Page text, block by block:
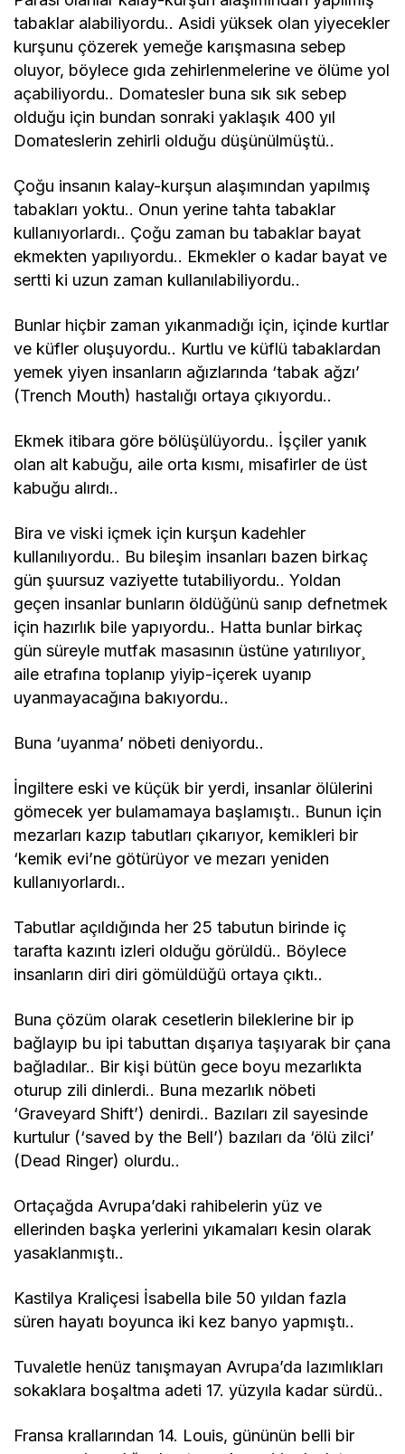
tabaklar alabiliyordu.. Asidi yüksek olan yiyecekler
kurşunu çözerek yemeğe karışmasına sebep
oluyor, böylece gıda zehirlenmelerine ve ölüme yol
açabiliyordu.. Domatesler buna sık sık sebep
olduğu için bundan sonraki yaklaşık 400 yıl
Domateslerin zehirli olduğu düşünülmüştü..
Çoğu insanın kalay-kurşun alaşımından yapılmış
tabakları yoktu.. Onun yerine tahta tabaklar
kullanıyorlardı.. Çoğu zaman bu tabaklar bayat
ekmekten yapılıyordu.. Ekmekler o kadar bayat ve
sertti ki uzun zaman kullanılabiliyordu..
Bunlar hiçbir zaman yıkanmadığı için, içinde kurtlar
ve küfler oluşuyordu.. Kurtlu ve küflü tabaklardan
yemek yiyen insanların ağızlarında ‘tabak ağzı’
(Trench Mouth) hastalığı ortaya çıkıyordu..
Ekmek itibara göre bölüşülüyordu.. İşçiler yanık
olan alt kabuğu, aile orta kısmı, misafirler de üst
kabuğu alırdı..
Bira ve viski içmek için kurşun kadehler
kullanılıyordu.. Bu bileşim insanları bazen birkaç
gün şuursuz vaziyette tutabiliyordu.. Yoldan
geçen insanlar bunların öldüğünü sanıp defnetmek
için hazırlık bile yapıyordu.. Hatta bunlar birkaç
gün süreyle mutfak masasının üstüne yatırılıyor¸
aile etrafına toplanıp yiyip-içerek uyanıp
uyanmayacağına bakıyordu..
Buna ‘uyanma’ nöbeti deniyordu..
İngiltere eski ve küçük bir yerdi, insanlar ölülerini
gömecek yer bulamamaya başlamıştı.. Bunun için
mezarları kazıp tabutları çıkarıyor, kemikleri bir
‘kemik evi’ne götürüyor ve mezarı yeniden
kullanıyorlardı..
Tabutlar açıldığında her 25 tabutun birinde iç
tarafta kazıntı izleri olduğu görüldü.. Böylece
insanların diri diri gömüldüğü ortaya çıktı..
Buna çözüm olarak cesetlerin bileklerine bir ip
bağlayıp bu ipi tabuttan dışarıya taşıyarak bir çana
bağladılar.. Bir kişi bütün gece boyu mezarlıkta
oturup zili dinlerdi.. Buna mezarlık nöbeti
‘Graveyard Shift’) denirdi.. Bazıları zil sayesinde
kurtulur (‘saved by the Bell’) bazıları da ‘ölü zilci’
(Dead Ringer) olurdu..
Ortaçağda Avrupa’daki rahibelerin yüz ve
ellerinden başka yerlerini yıkamaları kesin olarak
yasaklanmıştı..
Kastilya Kraliçesi İsabella bile 50 yıldan fazla
süren hayatı boyunca iki kez banyo yapmıştı..
Tuvaletle henüz tanışmayan Avrupa’da lazımlıkları
sokaklara boşaltma adeti 17. yüzyıla kadar sürdü..
Fransa krallarından 14. Louis, gününün belli bir